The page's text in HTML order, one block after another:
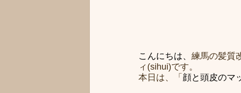
こんにちは、 練馬の髪質
ィ(sihui)です。
本日は、「 顔と頭皮のマ